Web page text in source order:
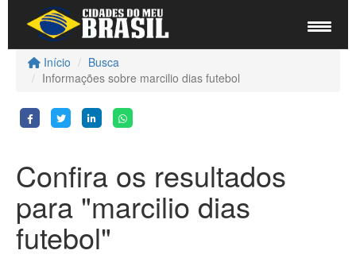
Início
Busca
Informações sobre marcilio dias futebol
Confira os resultados
para "marcilio dias
futebol"